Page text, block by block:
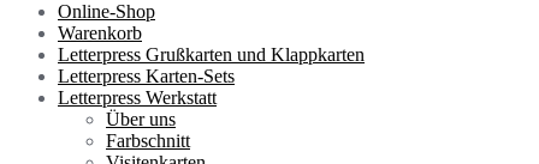
Online-Shop
Warenkorb
Letterpress Grußkarten und Klappkarten
Letterpress Karten-Sets
Letterpress Werkstatt
Über uns
Farbschnitt